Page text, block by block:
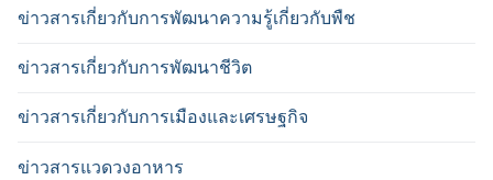
ข่าวสารเกี่ยวกับการพัฒนาความรู้เกี่ยวกับพืช
ข่าวสารเกี่ยวกับการพัฒนาชีวิต
ข่าวสารเกี่ยวกับการเมืองและเศรษฐกิจ
ข่าวสารแวดวงอาหาร